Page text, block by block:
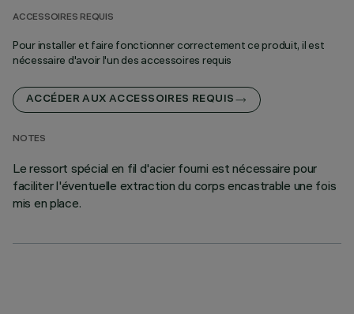
ACCESSOIRES REQUIS
Pour installer et faire fonctionner correctement ce produit, il est
nécessaire d'avoir l'un des accessoires requis
ACCÉDER AUX ACCESSOIRES REQUIS
NOTES
Le ressort spécial en fil d'acier fourni est nécessaire pour
faciliter l'éventuelle extraction du corps encastrable une fois
mis en place.